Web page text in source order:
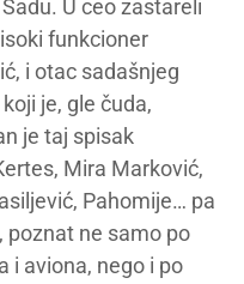
U ceo zastareli
funkcioner
i otac sadašnjeg
je, gle čuda,
je taj spisak
Mira Marković,
Pahomije… pa
poznat ne samo po
i aviona, nego i po